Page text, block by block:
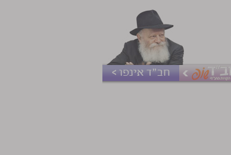
חב"ד אינפו >